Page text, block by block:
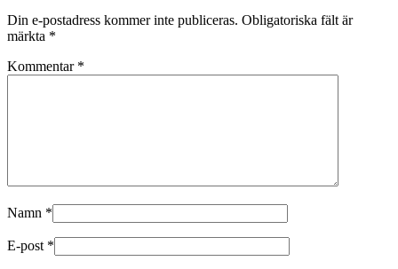
Din e-postadress kommer inte publiceras. Obligatoriska fält är
märkta *
Kommentar *
Namn *
E-post *